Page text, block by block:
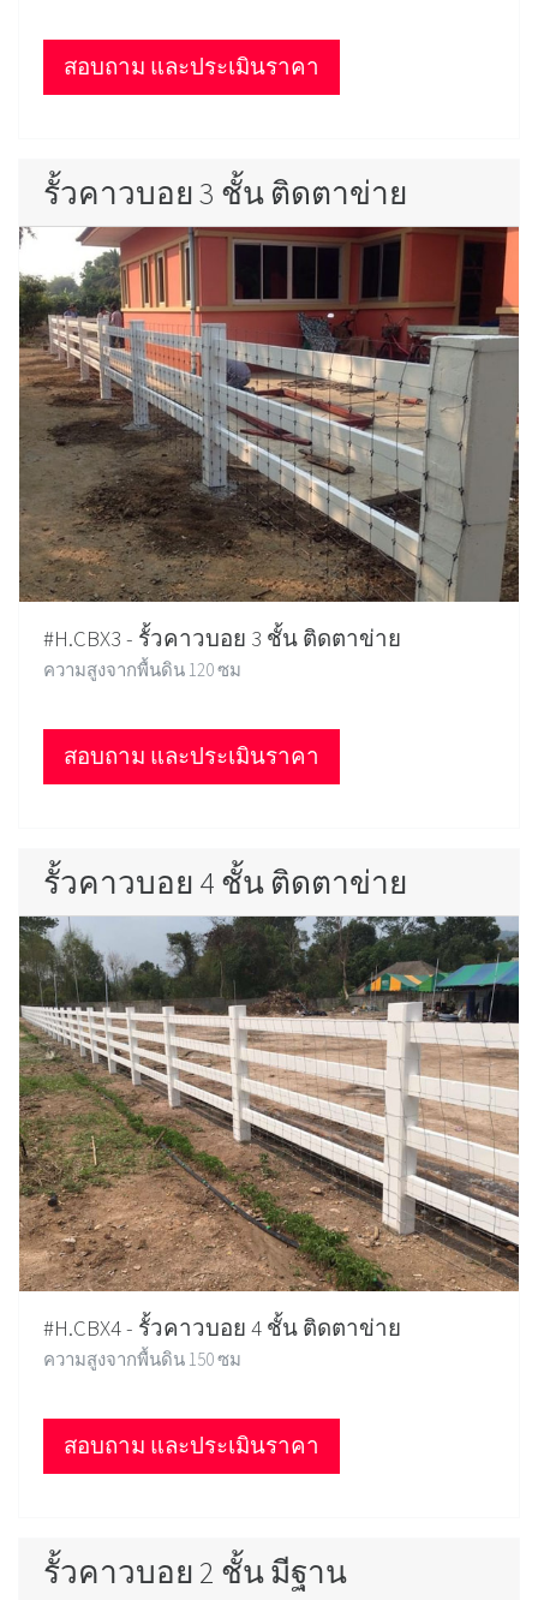
สอบถาม และประเมินราคา
รั้วคาวบอย 3 ชั้น ติดตาข่าย
#H.CBX3 - รั้วคาวบอย 3 ชั้น ติดตาข่าย
ความสูงจากพื้นดิน 120 ซม
สอบถาม และประเมินราคา
รั้วคาวบอย 4 ชั้น ติดตาข่าย
#H.CBX4 - รั้วคาวบอย 4 ชั้น ติดตาข่าย
ความสูงจากพื้นดิน 150 ซม
สอบถาม และประเมินราคา
รั้วคาวบอย 2 ชั้น มีฐาน